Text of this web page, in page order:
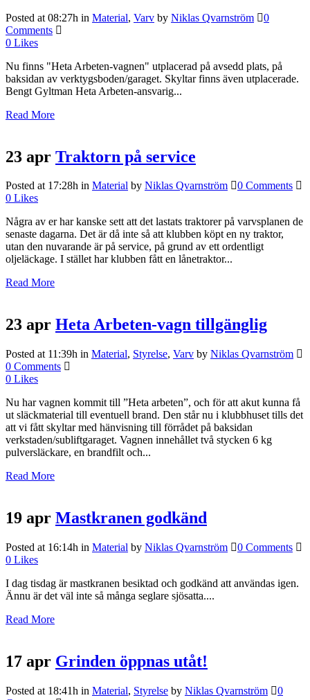
Posted at 08:27h in Material, Varv by Niklas Qvarnström
0
Comments
0 Likes
Nu finns "Heta Arbeten-vagnen" utplacerad på avsedd plats, på
baksidan av verktygsboden/garaget. Skyltar finns även utplacerade.
Bengt Gyltman Heta Arbeten-ansvarig...
Read More
23 apr Traktorn på service
Posted at 17:28h in Material by Niklas Qvarnström
0 Comments
0 Likes
Några av er har kanske sett att det lastats traktorer på varvsplanen de
senaste dagarna. Det är då inte så att klubben köpt en ny traktor,
utan den nuvarande är på service, på grund av ett ordentligt
oljeläckage. I stället har klubben fått en lånetraktor...
Read More
23 apr Heta Arbeten-vagn tillgänglig
Posted at 11:39h in Material, Styrelse, Varv by Niklas Qvarnström
0 Comments
0 Likes
Nu har vagnen kommit till ”Heta arbeten”, och för att akut kunna få
ut släckmaterial till eventuell brand. Den står nu i klubbhuset tills det
att vi fått skyltar med hänvisning till förrådet på baksidan
verkstaden/subliftgaraget. Vagnen innehållet två stycken 6 kg
pulversläckare, en brandfilt och...
Read More
19 apr Mastkranen godkänd
Posted at 16:14h in Material by Niklas Qvarnström
0 Comments
0 Likes
I dag tisdag är mastkranen besiktad och godkänd att användas igen.
Ännu är det väl inte så många seglare sjösatta....
Read More
17 apr Grinden öppnas utåt!
Posted at 18:41h in Material, Styrelse by Niklas Qvarnström
0